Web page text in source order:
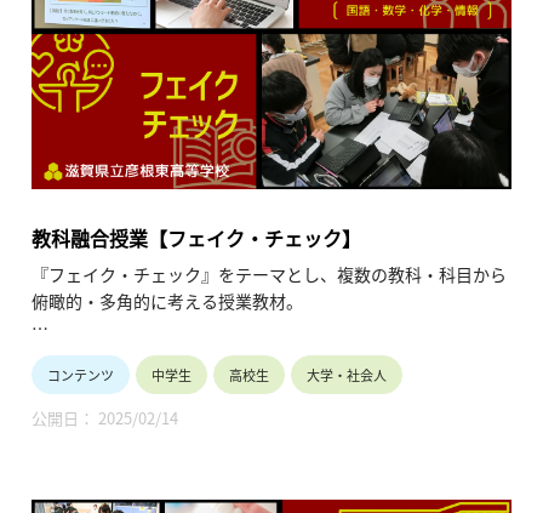
き、自然な繋がりのもと融合することに力点を置いて授業構成
を行った。基本的な知識の習得から、半導体を身近に感じる実
験、さらにはこれからの半導体など、自然科学と社会科学の両
面から考えさせる教材構成であった。この授業を通して、半導
体への興味関心を喚起し、将来、半導体に関わろうとする生徒
が少しでも増えることを期待して実施した。
情 報：生活の中での半導体
物 理：光通信（演示実験を含む）、金属探知機（グルー
プ実験を含む）
化 学：半導体の原理、構造、物性
数 学：ムーアの法則、指数計算
公 民：シリコンサイクル、サプライチェーン、AIとの世
界、生き方
の半導体開発の最新情報、企業での研究開発の様子など臨場感
教科融合授業【フェイク・チェック】
『フェイク・チェック』をテーマとし、複数の教科・科目から
俯瞰的・多角的に考える授業教材。
情報が溢れる現代を生き抜くために、ただ与えられた情報を鵜
呑みにするのではなく、自ら調べ分析していく『フェイク・チ
ェック』の重要性について各教科でどのように提案し、「それ
ぞれをどう結び付けていけばよいか。」「教科融合授業を通し
コンテンツ 中学生 高校生 大学・社会人
公開日： 2025/02/14